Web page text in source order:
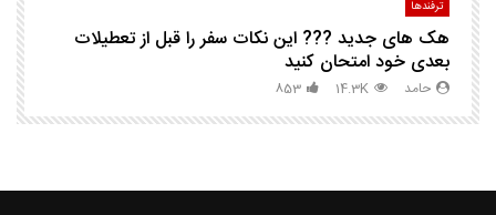
ترفندها
هک های جدید ??️? این نکات سفر را قبل از تعطیلات
بعدی خود امتحان کنید
حامد 14.3K
853